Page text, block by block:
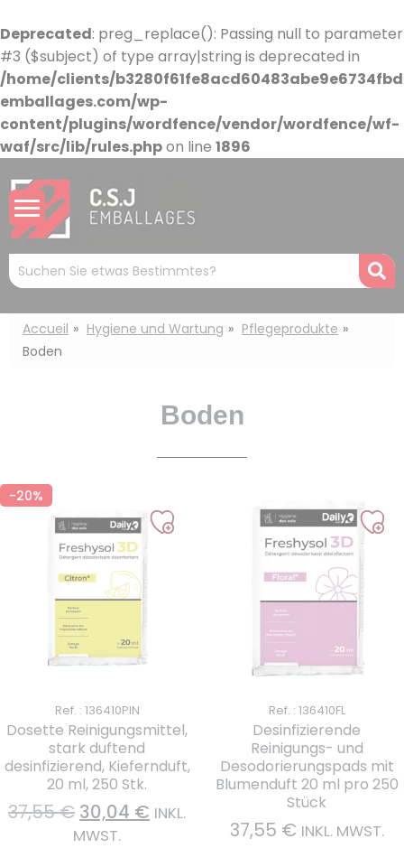
Deprecated: preg_replace(): Passing null to parameter
#3 ($subject) of type array|string is deprecated in
/home/clients/
emballages.com/wp-
content/plugins/wordfence/vendor/wordfence/wf-
waf/src/lib/rules.phpon line 1896
Mots
clés
:
Accueil Hygiene und Wartung
Pflegeprodukte
Boden
Boden
-20%
Ref. : 136410PIN
Dosette Reinigungsmittel,
stark duftend
desinfizierend, Kiefernduft,
20 ml, 250 Stk.
37,55€ 30,04 € INKL.
MWST.
Ref. : 136410FL
Desinfizierende
Reinigungs- und
Desodorierungspads mit
Blumenduft 20 ml pro 250
Stück
37,55 € INKL. MWST.